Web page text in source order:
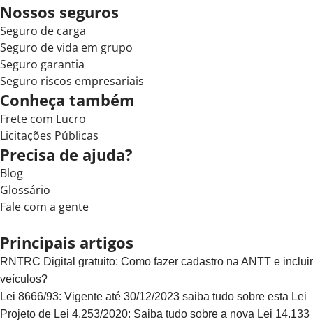
Nossos seguros
Seguro de carga
Seguro de vida em grupo
Seguro garantia
Seguro riscos empresariais
Conheça também
Frete com Lucro
Licitações Públicas
Precisa de ajuda?
Blog
Glossário
Fale com a gente
Principais artigos
RNTRC Digital gratuito: Como fazer cadastro na ANTT e incluir
veículos?
Lei 8666/93: Vigente até 30/12/2023 saiba tudo sobre esta Lei
Projeto de Lei 4.253/2020: Saiba tudo sobre a nova Lei 14.133